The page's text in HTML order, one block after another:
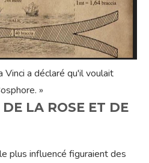
Vinci a déclaré qu'il voulait
»
LA ROSE ET DE
plus influencé figuraient des